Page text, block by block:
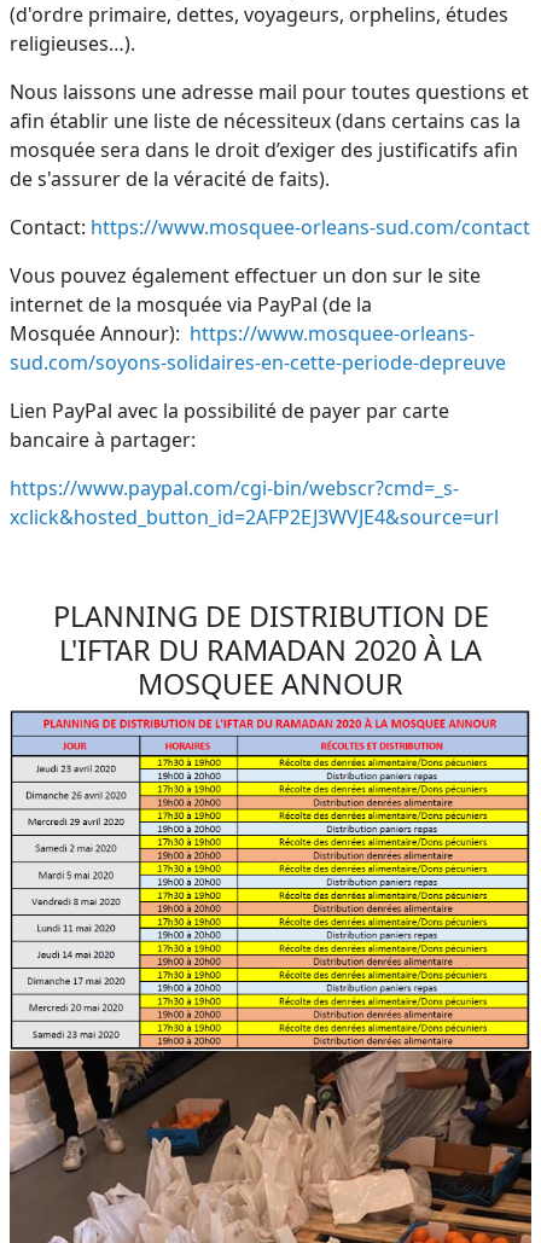
(d'ordre primaire, dettes, voyageurs, orphelins, études
religieuses…).
Nous laissons une adresse mail pour toutes questions et
afin établir une liste de nécessiteux (dans certains cas la
mosquée sera dans le droit d’exiger des justificatifs afin
de s'assurer de la véracité de faits).
Contact: https://www.mosquee-orleans-sud.com/contact
Vous pouvez également effectuer un don sur le site
internet de la mosquée via PayPal (de la
Mosquée Annour): https://www.mosquee-orleans-
sud.com/soyons-solidaires-en-cette-periode-depreuve
Lien PayPal avec la possibilité de payer par carte
bancaire à partager:
https://www.paypal.com/cgi-bin/webscr?cmd=_s-
xclick&hosted_button_id=2AFP2EJ3WVJE4&source=url
PLANNING DE DISTRIBUTION DE
L'IFTAR DU RAMADAN 2020 À LA
MOSQUEE ANNOUR